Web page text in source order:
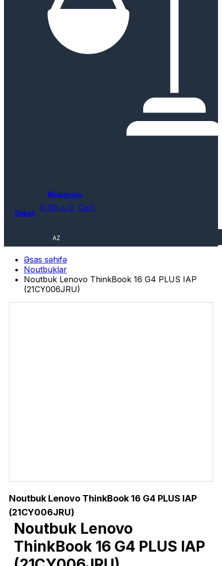
Müqayisə
0,00 ₼ 0 Cart
Səbət
AZ
Əsas səhifə
Noutbuklar
Noutbuk Lenovo ThinkBook 16 G4 PLUS IAP
(21CY006JRU)
Noutbuk Lenovo ThinkBook 16 G4 PLUS IAP
(21CY006JRU)
Noutbuk Lenovo
ThinkBook 16 G4 PLUS IAP